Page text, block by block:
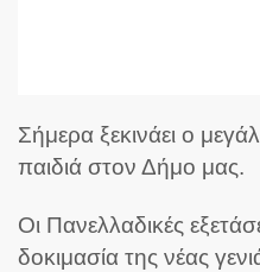
Σήμερα ξεκινάει ο
παιδιά στον Δήμο μας.
Οι Πανελλαδικές
δοκιμασία της νέας